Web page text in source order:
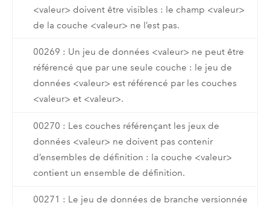
<valeur> doivent être visibles : le champ <valeur>
de la couche <valeur> ne l’est pas.
00269 : Un jeu de données <valeur> ne peut être
référencé que par une seule couche : le jeu de
données <valeur> est référencé par les couches
<valeur> et <valeur>.
00270 : Les couches référençant les jeux de
données <valeur> ne doivent pas contenir
d’ensembles de définition : la couche <valeur>
contient un ensemble de définition.
00271 : Le jeu de données de branche versionnée